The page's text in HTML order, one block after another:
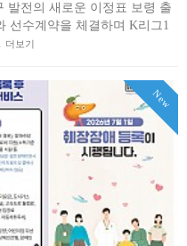
발전의 새로운 이정표 보령 출
선수계약을 체결하며 K리그1
더보기
New